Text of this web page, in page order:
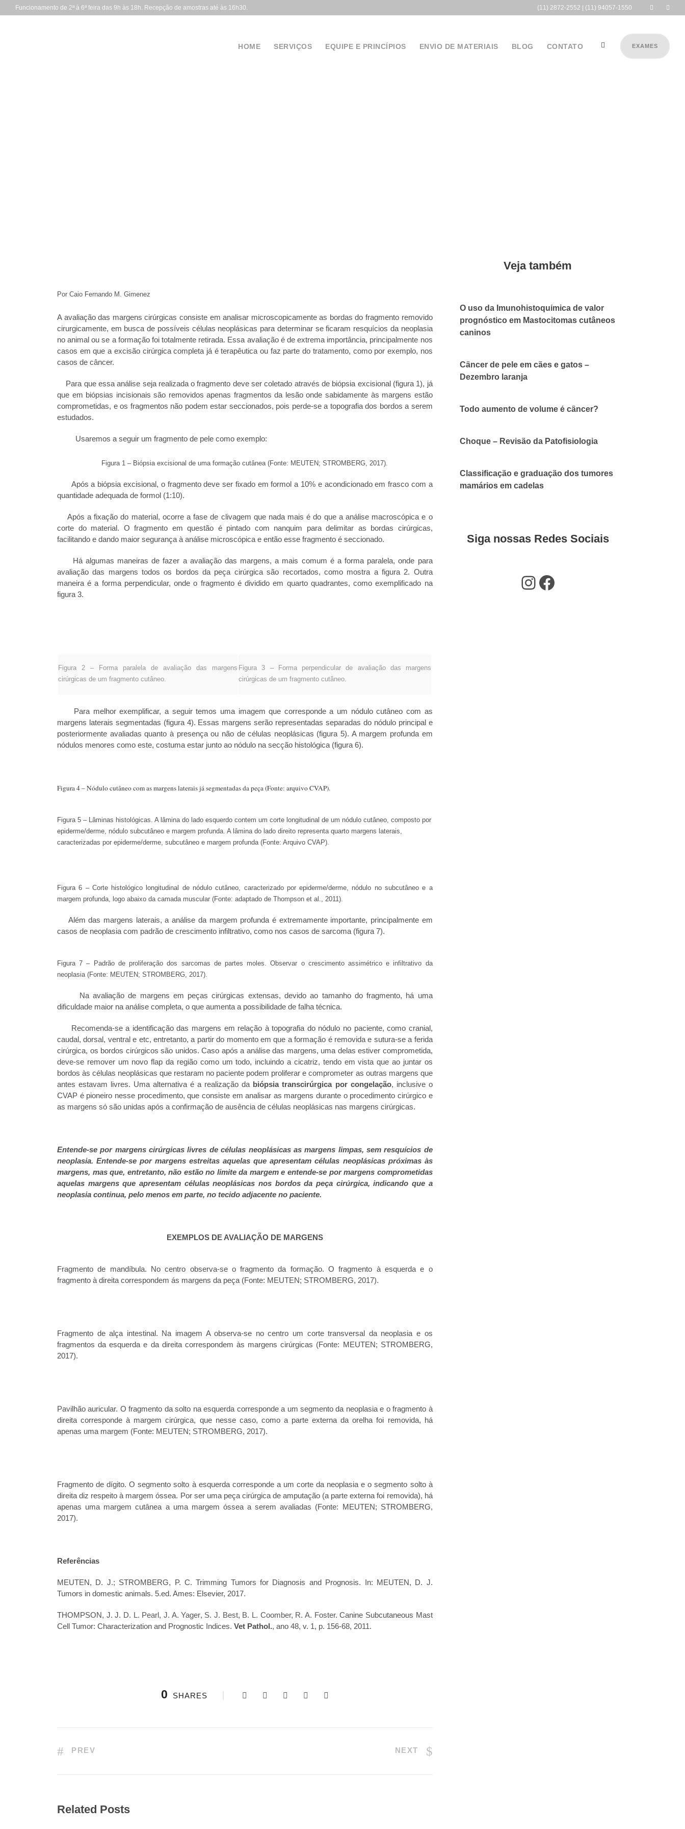
Funcionamento de 2ª à 6ª feira das 9h às 18h. Recepção de amostras até às 16h30. (11) 2872-2552 | (11) 94057-1550
HOME SERVIÇOS EQUIPE E PRINCÍPIOS ENVIO DE MATERIAIS BLOG CONTATO EXAMES
Por Caio Fernando M. Gimenez
A avaliação das margens cirúrgicas consiste em analisar microscopicamente as bordas do fragmento removido
cirurgicamente, em busca de possíveis células neoplásicas para determinar se ficaram resquícios da neoplasia
no animal ou se a formação foi totalmente retirada. Essa avaliação é de extrema importância, principalmente nos
casos em que a excisão cirúrgica completa já é terapêutica ou faz parte do tratamento, como por exemplo, nos
casos de câncer.
Para que essa análise seja realizada o fragmento deve ser coletado através de biópsia excisional (figura 1), já
que em biópsias incisionais são removidos apenas fragmentos da lesão onde sabidamente às margens estão
comprometidas, e os fragmentos não podem estar seccionados, pois perde-se a topografia dos bordos a serem
estudados.
Usaremos a seguir um fragmento de pele como exemplo:
Figura 1 – Biópsia excisional de uma formação cutânea (Fonte: MEUTEN; STROMBERG, 2017).
Após a biópsia excisional, o fragmento deve ser fixado em formol a 10% e acondicionado em frasco com a
quantidade adequada de formol (1:10).
Após a fixação do material, ocorre a fase de clivagem que nada mais é do que a análise macroscópica e o
corte do material. O fragmento em questão é pintado com nanquim para delimitar as bordas cirúrgicas,
facilitando e dando maior segurança à análise microscópica e então esse fragmento é seccionado.
Há algumas maneiras de fazer a avaliação das margens, a mais comum é a forma paralela, onde para
avaliação das margens todos os bordos da peça cirúrgica são recortados, como mostra a figura 2. Outra
maneira é a forma perpendicular, onde o fragmento é dividido em quarto quadrantes, como exemplificado na
figura 3.
Figura 2 – Forma paralela de avaliação das margens
cirúrgicas de um fragmento cutâneo.
Figura 3 – Forma perpendicular de avaliação das margens
cirúrgicas de um fragmento cutâneo.
Para melhor exemplificar, a seguir temos uma imagem que corresponde a um nódulo cutâneo com as
margens laterais segmentadas (figura 4). Essas margens serão representadas separadas do nódulo principal e
posteriormente avaliadas quanto à presença ou não de células neoplásicas (figura 5). A margem profunda em
nódulos menores como este, costuma estar junto ao nódulo na secção histológica (figura 6).
Figura 4 – Nódulo cutâneo com as margens laterais já segmentadas da peça (Fonte: arquivo CVAP).
Figura 5 – Lâminas histológicas. A lâmina do lado esquerdo contem um corte longitudinal de um nódulo cutâneo, composto por
epiderme/derme, nódulo subcutâneo e margem profunda. A lâmina do lado direito representa quarto margens laterais,
caracterizadas por epiderme/derme, subcutâneo e margem profunda (Fonte: Arquivo CVAP).
Figura 6 – Corte histológico longitudinal de nódulo cutâneo, caracterizado por epiderme/derme, nódulo no subcutâneo e a
margem profunda, logo abaixo da camada muscular (Fonte: adaptado de Thompson et al., 2011).
Além das margens laterais, a análise da margem profunda é extremamente importante, principalmente em
casos de neoplasia com padrão de crescimento infiltrativo, como nos casos de sarcoma (figura 7).
Figura 7 – Padrão de proliferação dos sarcomas de partes moles. Observar o crescimento assimétrico e infiltrativo da
neoplasia (Fonte: MEUTEN; STROMBERG, 2017).
Na avaliação de margens em peças cirúrgicas extensas, devido ao tamanho do fragmento, há uma
dificuldade maior na análise completa, o que aumenta a possibilidade de falha técnica.
Recomenda-se a identificação das margens em relação à topografia do nódulo no paciente, como cranial,
caudal, dorsal, ventral e etc, entretanto, a partir do momento em que a formação é removida e sutura-se a ferida
cirúrgica, os bordos cirúrgicos são unidos. Caso após a análise das margens, uma delas estiver comprometida,
deve-se remover um novo flap da região como um todo, incluindo a cicatriz, tendo em vista que ao juntar os
bordos às células neoplásicas que restaram no paciente podem proliferar e comprometer as outras margens que
antes estavam livres. Uma alternativa é a realização da biópsia transcirúrgica por congelação, inclusive o
CVAP é pioneiro nesse procedimento, que consiste em analisar as margens durante o procedimento cirúrgico e
as margens só são unidas após a confirmação de ausência de células neoplásicas nas margens cirúrgicas.
Entende-se por margens cirúrgicas livres de células neoplásicas as margens limpas, sem resquícios de
neoplasia. Entende-se por margens estreitas aquelas que apresentam células neoplásicas próximas às
margens, mas que, entretanto, não estão no limite da margem e entende-se por margens comprometidas
aquelas margens que apresentam células neoplásicas nos bordos da peça cirúrgica, indicando que a
neoplasia continua, pelo menos em parte, no tecido adjacente no paciente.
EXEMPLOS DE AVALIAÇÃO DE MARGENS
Fragmento de mandíbula. No centro observa-se o fragmento da formação. O fragmento à esquerda e o
fragmento à direita correspondem ás margens da peça (Fonte: MEUTEN; STROMBERG, 2017).
Fragmento de alça intestinal. Na imagem A observa-se no centro um corte transversal da neoplasia e os
fragmentos da esquerda e da direita correspondem às margens cirúrgicas (Fonte: MEUTEN; STROMBERG,
2017).
Pavilhão auricular. O fragmento da solto na esquerda corresponde a um segmento da neoplasia e o fragmento à
direita corresponde à margem cirúrgica, que nesse caso, como a parte externa da orelha foi removida, há
apenas uma margem (Fonte: MEUTEN; STROMBERG, 2017).
Fragmento de dígito. O segmento solto à esquerda corresponde a um corte da neoplasia e o segmento solto à
direita diz respeito à margem óssea. Por ser uma peça cirúrgica de amputação (a parte externa foi removida), há
apenas uma margem cutânea a uma margem óssea a serem avaliadas (Fonte: MEUTEN; STROMBERG,
2017).
Referências
MEUTEN, D. J.; STROMBERG, P. C. Trimming Tumors for Diagnosis and Prognosis. In: MEUTEN, D. J.
Tumors in domestic animals. 5.ed. Ames: Elsevier, 2017.
THOMPSON, J. J. D. L. Pearl,J. A. Yager, S. J. Best, B. L. Coomber, R. A. Foster. Canine Subcutaneous Mast
Cell Tumor: Characterization and Prognostic Indices. Vet Pathol., ano 48, v. 1, p. 156-68, 2011.
0 SHARES
PREV NEXT
Related Posts
Veja também
O uso da Imunohistoquímica de valor
prognóstico em Mastocitomas cutâneos
caninos
Câncer de pele em cães e gatos –
Dezembro laranja
Todo aumento de volume é câncer?
Choque – Revisão da Patofisiologia
Classificação e graduação dos tumores
mamários em cadelas
Siga nossas Redes Sociais
Instagram Facebook